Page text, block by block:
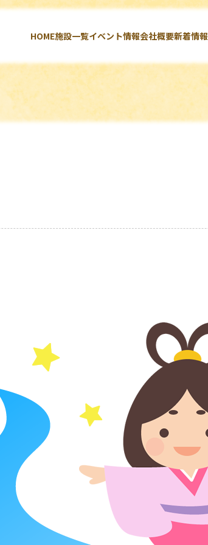
HOME施設一覧イベント情報会社概要新着情報